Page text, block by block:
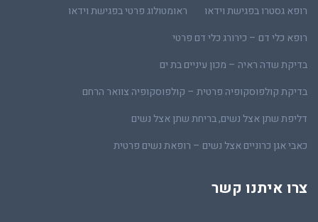
רופא גסטרו בפגישת וידאו
ראומטולוג פרטי בפגישת וידאו
רופא כלי דם – כירורג כלי דם פרטי
בדיקת שדה ראיה – מכון עיניים בת ים
בדיקת קולפוסקופיה פרטית – קולפוסקופיה צוואר הרחם
דליפת שתן אצל נשים, בריחת שתן אצל נשים
כאבי אגן כרוניים אצל נשים – רופאת נשים פרטית
צרו איתנו קשר